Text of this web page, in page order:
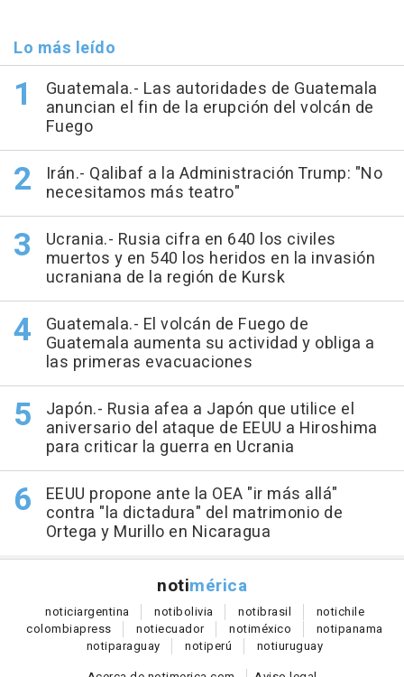
Lo más leído
Guatemala.- Las autoridades de Guatemala
anuncian el fin de la erupción del volcán de
Fuego
Irán.- Qalibaf a la Administración Trump: "No
necesitamos más teatro"
Ucrania.- Rusia cifra en 640 los civiles
muertos y en 540 los heridos en la invasión
ucraniana de la región de Kursk
Guatemala.- El volcán de Fuego de
Guatemala aumenta su actividad y obliga a
las primeras evacuaciones
Japón.- Rusia afea a Japón que utilice el
aniversario del ataque de EEUU a Hiroshima
para criticar la guerra en Ucrania
EEUU propone ante la OEA "ir más allá"
contra "la dictadura" del matrimonio de
Ortega y Murillo en Nicaragua
notimérica
noticiargentina notibolivia notibrasil notichile
colombiapress notiecuador notiméxico notipanama
notiparaguay notiperú notiuruguay